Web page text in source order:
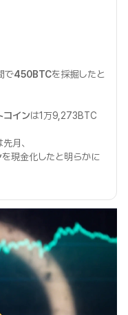
で450BTCを採掘したと
コインは1万9,273BTC
月、
を現金化したと明らかに